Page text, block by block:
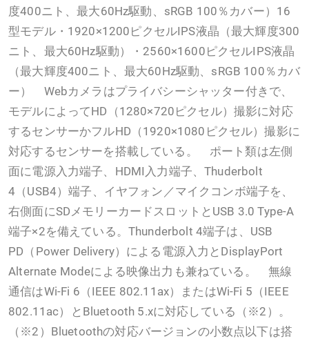
度400ニト、最大60Hz駆動、sRGB 100％カバー）16
型モデル・1920×1200ピクセルIPS液晶（最大輝度300
ニト、最大60Hz駆動）・2560×1600ピクセルIPS液晶
（最大輝度400ニト、最大60Hz駆動、sRGB 100％カバ
ー） Webカメラはプライバシーシャッター付きで、
モデルによってHD（1280×720ピクセル）撮影に対応
するセンサーかフルHD（1920×1080ピクセル）撮影に
対応するセンサーを搭載している。 ポート類は左側
面に電源入力端子、HDMI入力端子、Thuderbolt
4（USB4）端子、イヤフォン／マイクコンボ端子を、
右側面にSDメモリーカードスロットとUSB 3.0 Type-A
端子×2を備えている。Thunderbolt 4端子は、USB
PD（Power Delivery）による電源入力とDisplayPort
Alternate Modeによる映像出力も兼ねている。 無線
通信はWi-Fi 6（IEEE 802.11ax）またはWi-Fi 5（IEEE
802.11ac）とBluetooth 5.xに対応している（※2）。
（※2）Bluetoothの対応バージョンの小数点以下は搭